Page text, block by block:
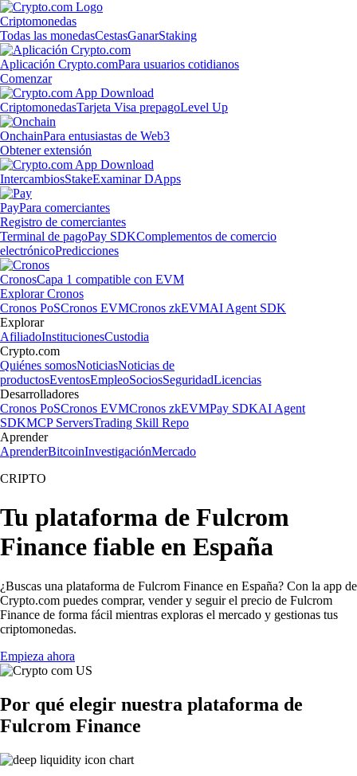
Criptomonedas
Todas las monedasCestasGanarStaking
Aplicación Crypto.comPara usuarios cotidianos
Comenzar
CriptomonedasTarjeta Visa prepagoLevel Up
OnchainPara entusiastas de Web3
Obtener extensión
IntercambiosStakeExaminar DApps
PayPara comerciantes
Registro de comerciantes
Terminal de pagoPay SDKComplementos de comercio
electrónicoPredicciones
CronosCapa 1 compatible con EVM
Explorar Cronos
Cronos PoSCronos EVMCronos zkEVMAI Agent SDK
Explorar
AfiliadoInstitucionesCustodia
Crypto.com
Quiénes somosNoticiasNoticias de
productosEventosEmpleoSociosSeguridadLicencias
Desarrolladores
Cronos PoSCronos EVMCronos zkEVMPay SDKAI Agent
SDKMCP ServersTrading Skill Repo
Aprender
AprenderBitcoinInvestigaciónMercado
CRIPTO
Tu plataforma de Fulcrom
Finance fiable en España
¿Buscas una plataforma de Fulcrom Finance en España? Con la app de
Crypto.com puedes comprar, vender y seguir el precio de Fulcrom
Finance de forma fácil mientras exploras el mercado y gestionas tus
criptomonedas.
Empieza ahora
Por qué elegir nuestra plataforma de
Fulcrom Finance